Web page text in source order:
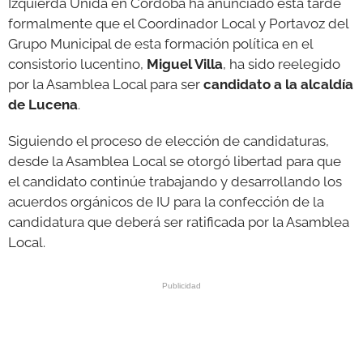
GALERÍAS
Izquierda Unida en Córdoba ha anunciado esta tarde
formalmente que el Coordinador Local y Portavoz del
Grupo Municipal de esta formación política en el
consistorio lucentino, Miguel Villa, ha sido reelegido
por la Asamblea Local para ser candidato a la alcaldía
de Lucena.
Siguiendo el proceso de elección de candidaturas,
desde la Asamblea Local se otorgó libertad para que
el candidato continúe trabajando y desarrollando los
acuerdos orgánicos de IU para la confección de la
candidatura que deberá ser ratificada por la Asamblea
Local.